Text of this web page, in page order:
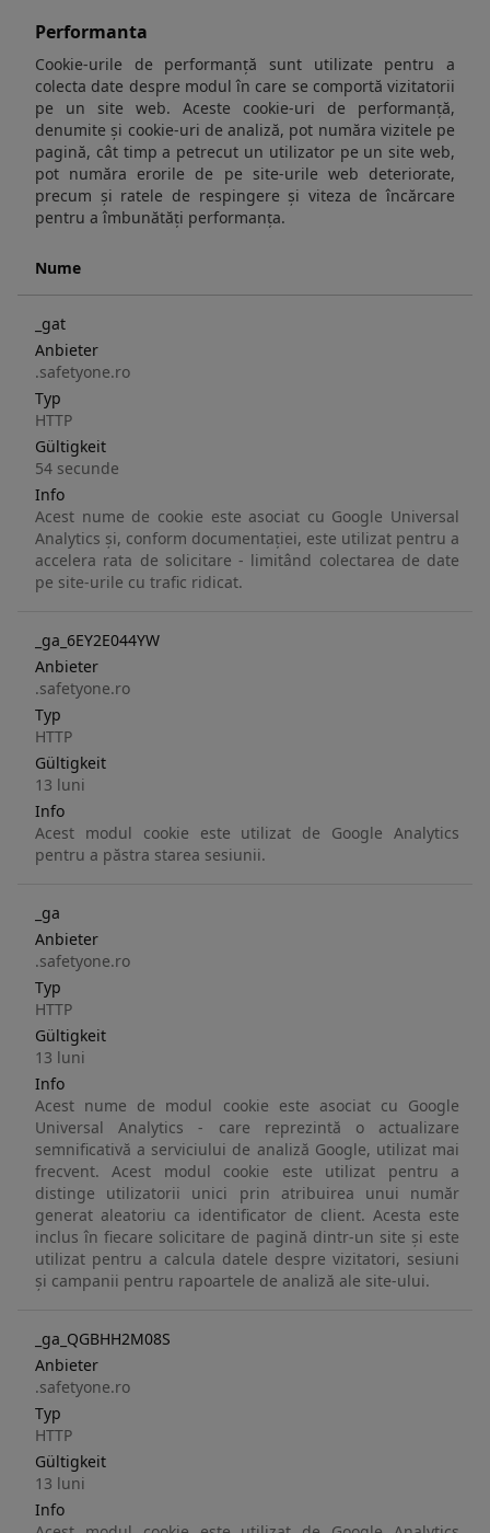
Performanta
Cookie-urile de performanță sunt utilizate pentru a
colecta date despre modul în care se comportă vizitatorii
pe un site web. Aceste cookie-uri de performanță,
denumite și cookie-uri de analiză, pot număra vizitele pe
pagină, cât timp a petrecut un utilizator pe un site web,
pot număra erorile de pe site-urile web deteriorate,
precum și ratele de respingere și viteza de încărcare
pentru a îmbunătăți performanța.
Nume
_gat
Anbieter
.safetyone.ro
Typ
HTTP
Gültigkeit
54 secunde
Info
Acest nume de cookie este asociat cu Google Universal
Analytics și, conform documentației, este utilizat pentru a
accelera rata de solicitare - limitând colectarea de date
pe site-urile cu trafic ridicat.
_ga_6EY2E044YW
Anbieter
.safetyone.ro
Typ
HTTP
Gültigkeit
13 luni
Info
Acest modul cookie este utilizat de Google Analytics
pentru a păstra starea sesiunii.
_ga
Anbieter
.safetyone.ro
Typ
HTTP
Gültigkeit
13 luni
Info
Acest nume de modul cookie este asociat cu Google
Universal Analytics - care reprezintă o actualizare
semnificativă a serviciului de analiză Google, utilizat mai
frecvent. Acest modul cookie este utilizat pentru a
distinge utilizatorii unici prin atribuirea unui număr
generat aleatoriu ca identificator de client. Acesta este
inclus în fiecare solicitare de pagină dintr-un site și este
utilizat pentru a calcula datele despre vizitatori, sesiuni
și campanii pentru rapoartele de analiză ale site-ului.
_ga_QGBHH2M08S
Anbieter
.safetyone.ro
Typ
HTTP
Gültigkeit
13 luni
Info